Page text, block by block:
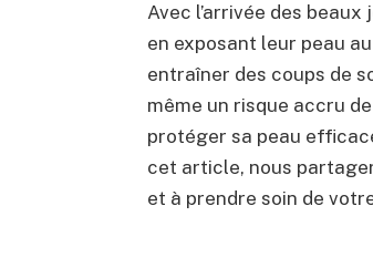
Avec l’arrivée des
en exposant leur peau
entraîner des coups de
même un risque accru
protéger sa peau
cet article, nous
et à prendre soin de